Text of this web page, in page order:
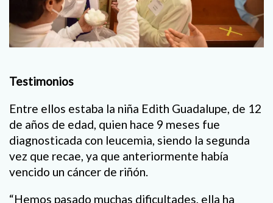
Testimonios
Entre ellos estaba la niña Edith Guadalupe, de 12
de años de edad, quien hace 9 meses fue
diagnosticada con leucemia, siendo la segunda
vez que recae, ya que anteriormente había
vencido un cáncer de riñón.
“Hemos pasado muchas dificultades, ella ha